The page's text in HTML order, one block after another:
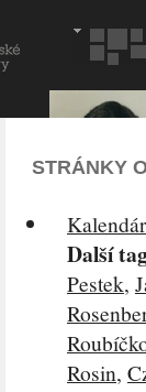
STRÁNKY
Další
Pestek,
Rosin,